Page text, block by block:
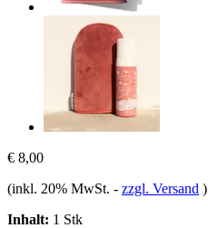
€ 8,00
(inkl. 20% MwSt. - zzgl. Versand )
Inhalt: 1 Stk